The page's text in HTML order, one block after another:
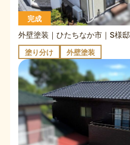
完成
外壁塗装｜ひたちなか市｜S様邸
塗り分け 外壁塗装